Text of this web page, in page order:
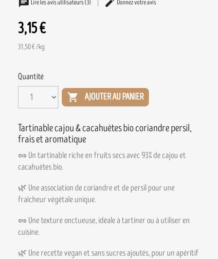
Lire les avis utilisateurs (3) Donnez votre avis
3,15 €
31,50 € /kg
Quantité
 AJOUTER AU PANIER
Tartinable cajou & cacahuètes bio coriandre persil,
frais et aromatique
🥜 Un tartinable riche en fruits secs avec 93% de cajou et
cacahuètes bio.
🌿 Une association de coriandre et de persil pour une
fraîcheur végétale unique.
🥜 Une texture onctueuse, idéale à tartiner ou à utiliser en
cuisine.
🌿 Une recette vegan et sans sucres ajoutés, pour un apéritif